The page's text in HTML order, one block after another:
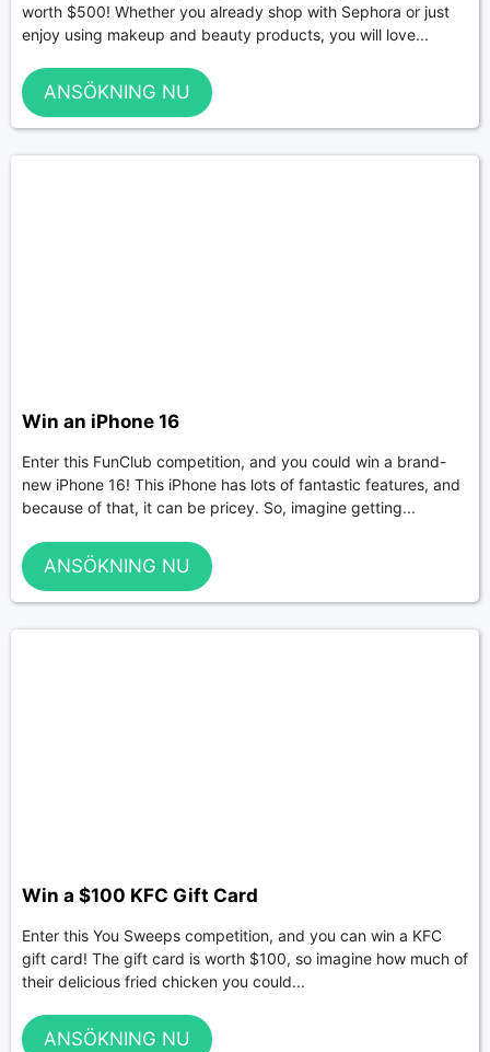
worth $500! Whether you already shop with Sephora or just
enjoy using makeup and beauty products, you will love...
ANSÖKNING NU
Win an iPhone 16
Enter this FunClub competition, and you could win a brand-
new iPhone 16! This iPhone has lots of fantastic features, and
because of that, it can be pricey. So, imagine getting...
ANSÖKNING NU
Win a $100 KFC Gift Card
Enter this You Sweeps competition, and you can win a KFC
gift card! The gift card is worth $100, so imagine how much of
their delicious fried chicken you could...
ANSÖKNING NU